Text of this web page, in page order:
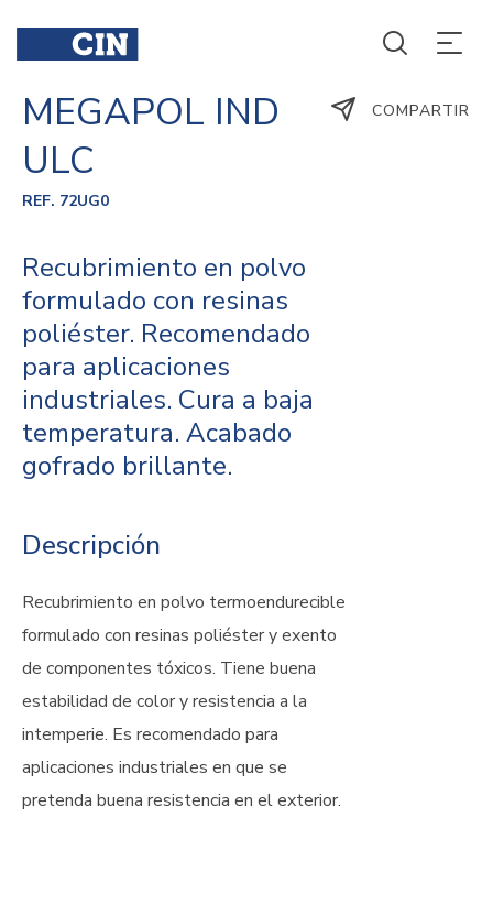
MEGAPOL IND
ULC
REF. 72UG0
Recubrimiento en polvo
formulado con resinas
poliéster. Recomendado
para aplicaciones
industriales. Cura a baja
temperatura. Acabado
gofrado brillante.
Descripción
Recubrimiento en polvo termoendurecible
formulado con resinas poliéster y exento
de componentes tóxicos. Tiene buena
estabilidad de color y resistencia a la
intemperie. Es recomendado para
aplicaciones industriales en que se
pretenda buena resistencia en el exterior.
COMPARTIR